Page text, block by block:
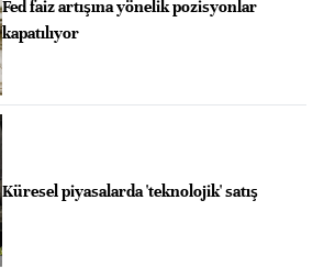
Fed faiz artışına yönelik pozisyonlar
kapatılıyor
Küresel piyasalarda 'teknolojik' satış